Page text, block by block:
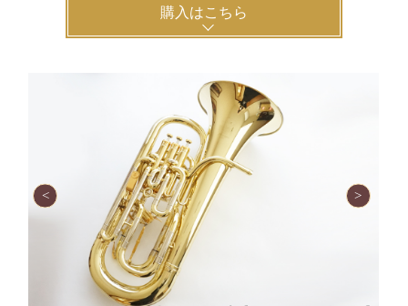
購入はこちら